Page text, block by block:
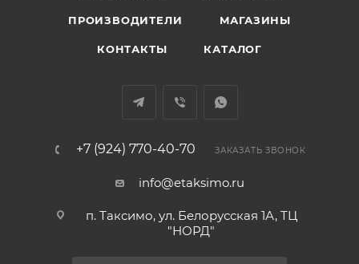
ПРОИЗВОДИТЕЛИ МАГАЗИНЫ
КОНТАКТЫ КАТАЛОГ
+7 (924) 770-40-70 ЗАКАЗАТЬ ЗВОНОК
info@etaksimo.ru
п. Таксимо, ул. Белорусская 1А, ТЦ
"НОРД"